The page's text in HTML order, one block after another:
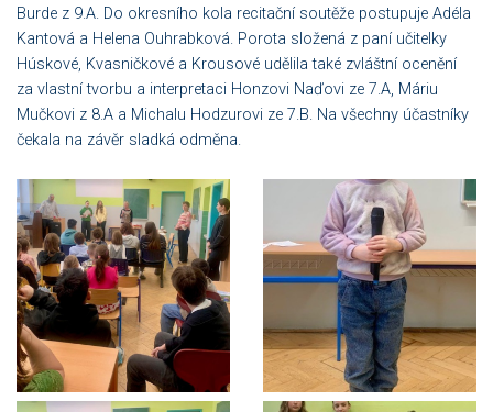
Burde z 9.A. Do okresního kola recitační soutěže postupuje Adéla
Kantová a Helena Ouhrabková. Porota složená z paní učitelky
Húskové, Kvasničkové a Krousové udělila také zvláštní ocenění
za vlastní tvorbu a interpretaci Honzovi Naďovi ze 7.A, Máriu
Mučkovi z 8.A a Michalu Hodzurovi ze 7.B. Na všechny účastníky
čekala na závěr sladká odměna.